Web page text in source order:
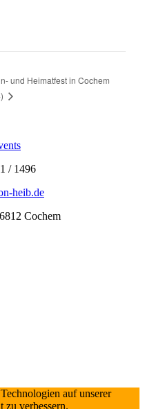
und Heimatfest in Cochem
/ 1496
heib.de
Cochem
auf unserer
zu verbessern.